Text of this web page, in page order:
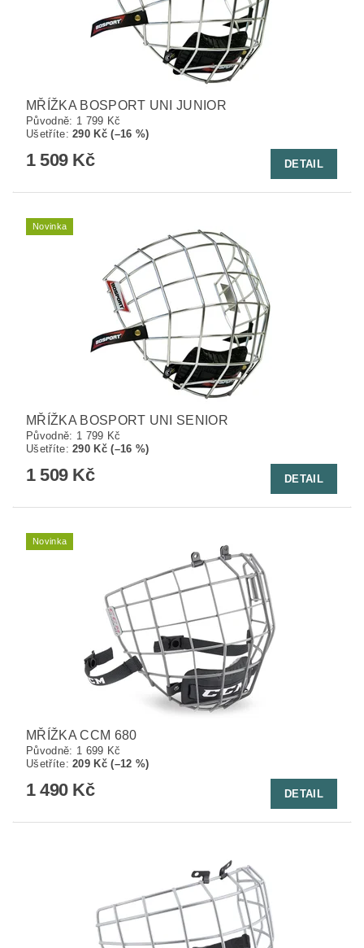
MŘÍŽKA BOSPORT UNI JUNIOR
Původně: 1 799 Kč
Ušetříte:290 Kč (–16 %)
1 509 Kč DETAIL
Novinka
MŘÍŽKA BOSPORT UNI SENIOR
Původně: 1 799 Kč
Ušetříte:290 Kč (–16 %)
1 509 Kč DETAIL
Novinka
MŘÍŽKA CCM 680
Původně: 1 699 Kč
Ušetříte:209 Kč (–12 %)
1 490 Kč DETAIL